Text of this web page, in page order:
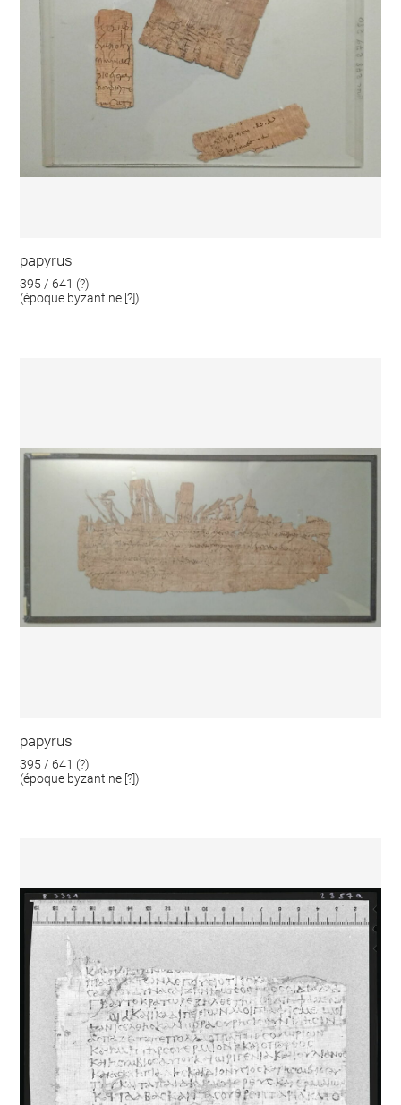
papyrus
395 / 641 (?)
(époque byzantine [?])
papyrus
395 / 641 (?)
(époque byzantine [?])